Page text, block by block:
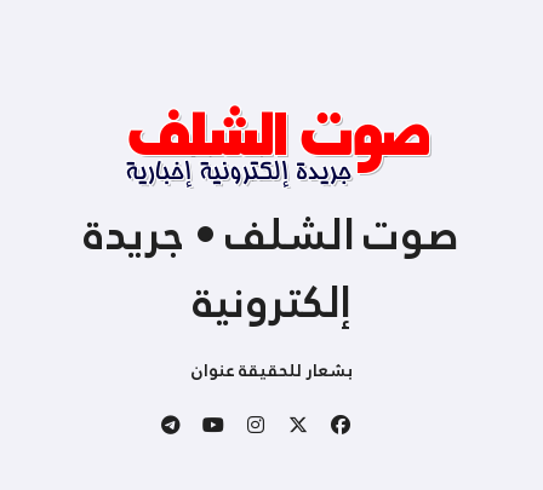
صوت الشلف • جريدة
إلكترونية
بشعار للحقيقة عنوان